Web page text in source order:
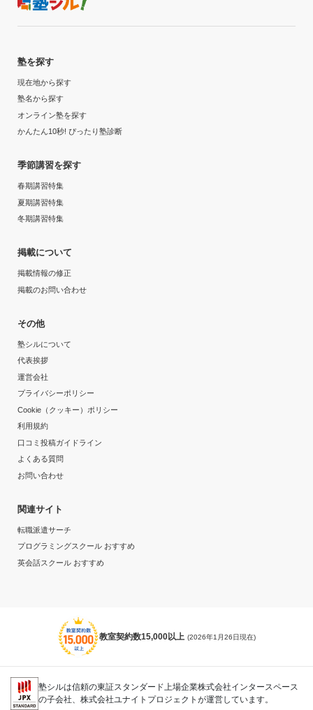
塾を探す
現在地から探す
塾名から探す
オンライン塾を探す
かんたん10秒! ぴったり塾診断
季節講習を探す
春期講習特集
夏期講習特集
冬期講習特集
掲載について
掲載情報の修正
掲載のお問い合わせ
その他
塾シルについて
代表挨拶
運営会社
プライバシーポリシー
Cookie（クッキー）ポリシー
利用規約
口コミ投稿ガイドライン
よくある質問
お問い合わせ
関連サイト
転職派遣サーチ
プログラミングスクール おすすめ
英会話スクール おすすめ
教室契約数15,000以上 (2026年1月26日現在)
塾シルは信頼の東証スタンダード上場企業株式会社インタースペース
の子会社、株式会社ユナイトプロジェクトが運営しています。